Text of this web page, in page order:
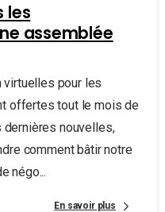
les
assemblée
virtuelles pour les
offertes tout le mois de
nouvelles,
comment bâtir notre
négo...
En savoir plus